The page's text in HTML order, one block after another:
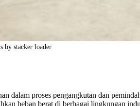
by stacker loader
dalam proses pengangkutan dan
beban berat di berbagai lingkungan